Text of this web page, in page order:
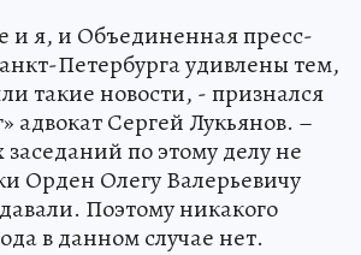
и я, и Объединенная пресс-
Петербурга удивлены тем,
такие новости, - признался
адвокат Сергей Лукьянов. –
по этому делу не
Орден Олегу Валерьевичу
Поэтому никакого
в данном случае нет.